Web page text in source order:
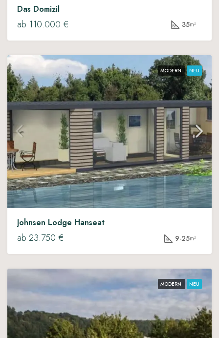
Das Domizil
ab 110.000 € 35m²
MODERN NEU
Johnsen Lodge Hanseat
ab 23.750 € 9-25m²
MODERN NEU